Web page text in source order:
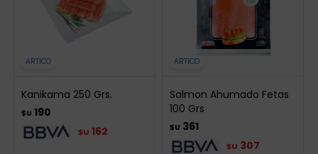
ARTICO
Kanikama 250 Grs.
$U 190
$U 162
ARTICO
Salmon Ahumado Fetas
100 Grs
$U 361
$U 307